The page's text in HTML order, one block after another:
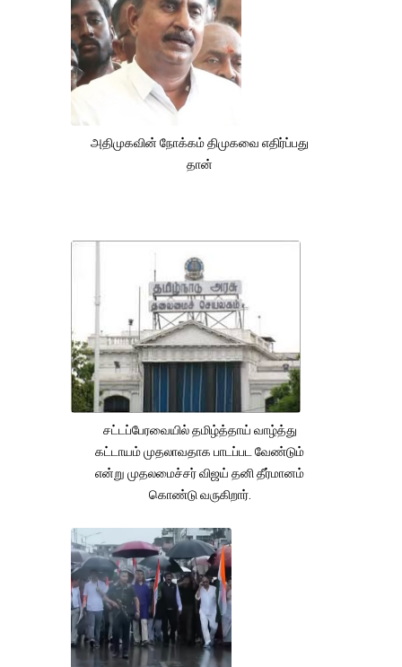
அதிமுகவின் நோக்கம் திமுகவை எதிர்ப்பது
தான்
சட்டப்பேரவையில் தமிழ்த்தாய் வாழ்த்து
கட்டாயம் முதலாவதாக பாடப்பட வேண்டும்
என்று முதலமைச்சர் விஜய் தனி தீர்மானம்
கொண்டு வருகிறார்.